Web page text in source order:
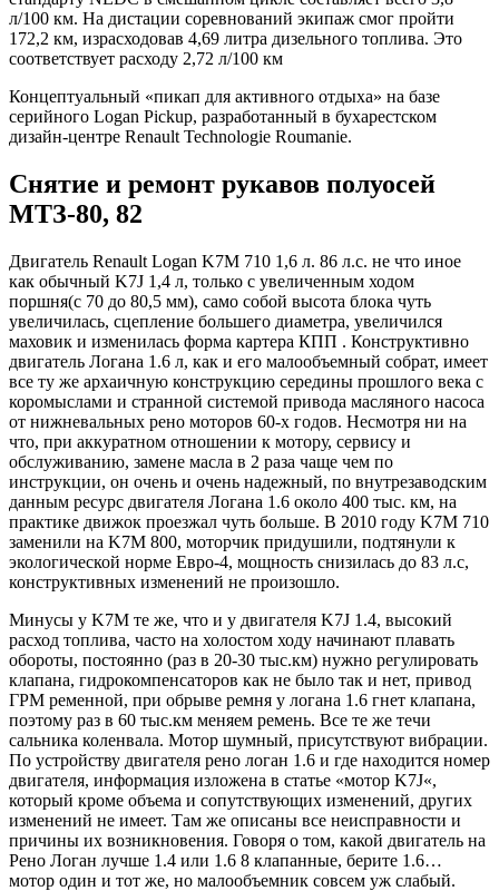
л/100 км. На дистации соревнований экипаж смог пройти
172,2 км, израсходовав 4,69 литра дизельного топлива. Это
соответствует расходу 2,72 л/100 км
Концептуальный «пикап для активного отдыха» на базе
серийного Logan Pickup, разработанный в бухарестском
дизайн-центре Renault Technologie Roumanie.
Снятие и ремонт рукавов полуосей
МТЗ-80, 82
Двигатель Renault Logan K7M 710 1,6 л. 86 л.с. не что иное
как обычный K7J 1,4 л, только с увеличенным ходом
поршня(с 70 до 80,5 мм), само собой высота блока чуть
увеличилась, сцепление большего диаметра, увеличился
маховик и изменилась форма картера КПП . Конструктивно
двигатель Логана 1.6 л, как и его малообъемный собрат, имеет
все ту же архаичную конструкцию середины прошлого века с
коромыслами и странной системой привода масляного насоса
от нижневальных рено моторов 60-х годов. Несмотря ни на
что, при аккуратном отношении к мотору, сервису и
обслуживанию, замене масла в 2 раза чаще чем по
инструкции, он очень и очень надежный, по внутрезаводским
данным ресурс двигателя Логана 1.6 около 400 тыс. км, на
практике движок проезжал чуть больше. В 2010 году K7M 710
заменили на K7M 800, моторчик придушили, подтянули к
экологической норме Евро-4, мощность снизилась до 83 л.с,
конструктивных изменений не произошло.
Минусы у K7M те же, что и у двигателя K7J 1.4, высокий
расход топлива, часто на холостом ходу начинают плавать
обороты, постоянно (раз в 20-30 тыс.км) нужно регулировать
клапана, гидрокомпенсаторов как не было так и нет, привод
ГРМ ременной, при обрыве ремня у логана 1.6 гнет клапана,
поэтому раз в 60 тыс.км меняем ремень. Все те же течи
сальника коленвала. Мотор шумный, присутствуют вибрации.
По устройству двигателя рено логан 1.6 и где находится номер
двигателя, информация изложена в статье «мотор K7J«,
который кроме объема и сопутствующих изменений, других
изменений не имеет. Там же описаны все неисправности и
причины их возникновения. Говоря о том, какой двигатель на
Рено Логан лучше 1.4 или 1.6 8 клапанные, берите 1.6…
мотор один и тот же, но малообъемник совсем уж слабый.